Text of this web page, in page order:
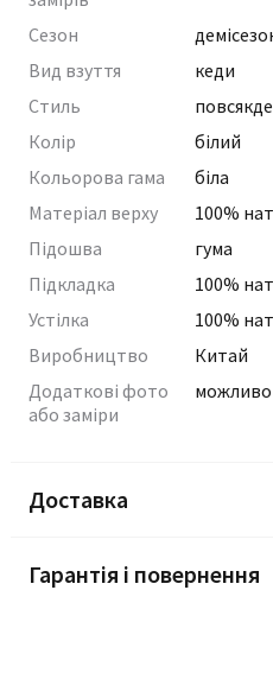
Сезон
Вид взуття
кеди
Стиль
Колір
білий
Кольорова гама
біла
Матеріал верху
100%
Підошва
гума
Підкладка
100%
Устілка
100%
Виробництво
Китай
Додаткові фото
або заміри
Доставка
Гарантія і повернення